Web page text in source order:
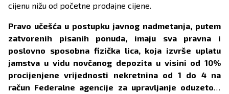
cijenu nižu od početne prodajne cijene.
Pravo učešća u postupku javnog nadmetanja, putem
zatvorenih pisanih ponuda, imaju sva pravna i
poslovno sposobna fizička lica, koja izvrše uplatu
jamstva u vidu novčanog depozita u visini od 10%
procijenjene vrijednosti nekretnina od 1 do 4 na
račun Federalne agencije za upravljanje oduzetom